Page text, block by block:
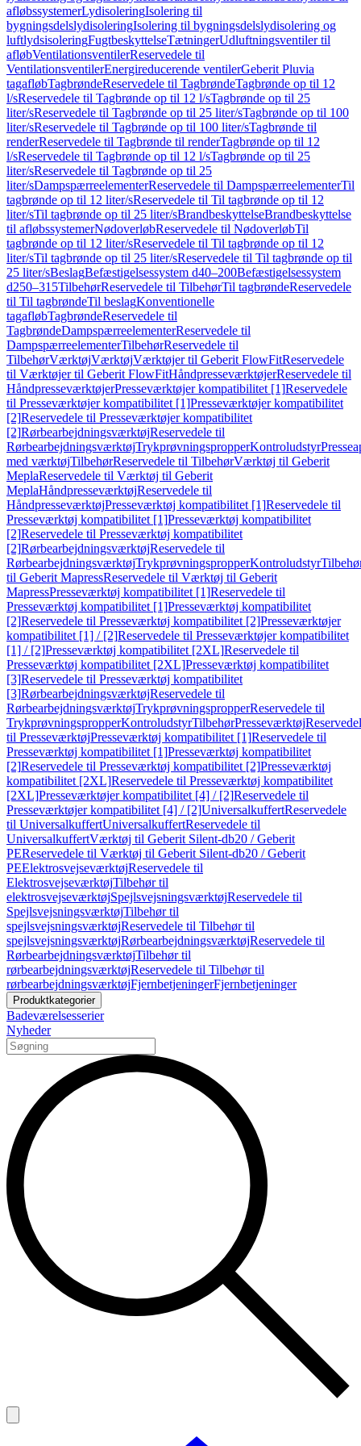
afløbssystemerLydisoleringIsolering til
bygningsdelslydisoleringIsolering til bygningsdelslydisolering og
luftlydsisoleringFugtbeskyttelseTætningerUdluftningsventiler til
afløbVentilationsventilerReservedele til
VentilationsventilerEnergireducerende ventilerGeberit Pluvia
tagafløbTagbrøndeReservedele til TagbrøndeTagbrønde op til 12
l/sReservedele til Tagbrønde op til 12 l/sTagbrønde op til 25
liter/sReservedele til Tagbrønde op til 25 liter/sTagbrønde op til 100
liter/sReservedele til Tagbrønde op til 100 liter/sTagbrønde til
renderReservedele til Tagbrønde til renderTagbrønde op til 12
l/sReservedele til Tagbrønde op til 12 l/sTagbrønde op til 25
liter/sReservedele til Tagbrønde op til 25
liter/sDampspærreelementerReservedele til DampspærreelementerTil
tagbrønde op til 12 liter/sReservedele til Til tagbrønde op til 12
liter/sTil tagbrønde op til 25 liter/sBrandbeskyttelseBrandbeskyttelse
til afløbssystemerNødoverløbReservedele til NødoverløbTil
tagbrønde op til 12 liter/sReservedele til Til tagbrønde op til 12
liter/sTil tagbrønde op til 25 liter/sReservedele til Til tagbrønde op til
25 liter/sBeslagBefæstigelsessystem d40–200Befæstigelsessystem
d250–315TilbehørReservedele til TilbehørTil tagbrøndeReservedele
til Til tagbrøndeTil beslagKonventionelle
tagafløbTagbrøndeReservedele til
TagbrøndeDampspærreelementerReservedele til
DampspærreelementerTilbehørReservedele til
TilbehørVærktøjVærktøjVærktøjer til Geberit FlowFitReservedele
til Værktøjer til Geberit FlowFitHåndpresseværktøjerReservedele til
HåndpresseværktøjerPresseværktøjer kompatibilitet [1]Reservedele
til Presseværktøjer kompatibilitet [1]Presseværktøjer kompatibilitet
[2]Reservedele til Presseværktøjer kompatibilitet
[2]RørbearbejdningsværktøjReservedele til
RørbearbejdningsværktøjTrykprøvningspropperKontroludstyr
med værktøjTilbehørReservedele til TilbehørVærktøj til Geberit
MeplaReservedele til Værktøj til Geberit
MeplaHåndpresseværktøjReservedele til
HåndpresseværktøjPresseværktøj kompatibilitet [1]Reservedele til
Presseværktøj kompatibilitet [1]Presseværktøj kompatibilitet
[2]Reservedele til Presseværktøj kompatibilitet
[2]RørbearbejdningsværktøjReservedele til
RørbearbejdningsværktøjTrykprøvningspropperKontroludstyr
til Geberit MapressReservedele til Værktøj til Geberit
MapressPresseværktøj kompatibilitet [1]Reservedele til
Presseværktøj kompatibilitet [1]Presseværktøj kompatibilitet
[2]Reservedele til Presseværktøj kompatibilitet [2]Presseværktøjer
kompatibilitet [1] / [2]Reservedele til Presseværktøjer kompatibilitet
[1] / [2]Presseværktøj kompatibilitet [2XL]Reservedele til
Presseværktøj kompatibilitet [2XL]Presseværktøj kompatibilitet
[3]Reservedele til Presseværktøj kompatibilitet
[3]RørbearbejdningsværktøjReservedele til
RørbearbejdningsværktøjTrykprøvningspropperReservedele til
TrykprøvningspropperKontroludstyrTilbehørPresseværktøj
til PresseværktøjPresseværktøj kompatibilitet [1]Reservedele til
Presseværktøj kompatibilitet [1]Presseværktøj kompatibilitet
[2]Reservedele til Presseværktøj kompatibilitet [2]Presseværktøj
kompatibilitet [2XL]Reservedele til Presseværktøj kompatibilitet
[2XL]Presseværktøjer kompatibilitet [4] / [2]Reservedele til
Presseværktøjer kompatibilitet [4] / [2]UniversalkuffertReservedele
til UniversalkuffertUniversalkuffertReservedele til
UniversalkuffertVærktøj til Geberit Silent-db20 / Geberit
PEReservedele til Værktøj til Geberit Silent-db20 / Geberit
PEElektrosvejseværktøjReservedele til
ElektrosvejseværktøjTilbehør til
elektrosvejseværktøjSpejlsvejsningsværktøjReservedele til
SpejlsvejsningsværktøjTilbehør til
spejlsvejsningsværktøjReservedele til Tilbehør til
spejlsvejsningsværktøjRørbearbejdningsværktøjReservedele til
RørbearbejdningsværktøjTilbehør til
rørbearbejdningsværktøjReservedele til Tilbehør til
rørbearbejdningsværktøjFjernbetjeningerFjernbetjeninger
Produktkategorier
Badeværelsesserier
Nyheder